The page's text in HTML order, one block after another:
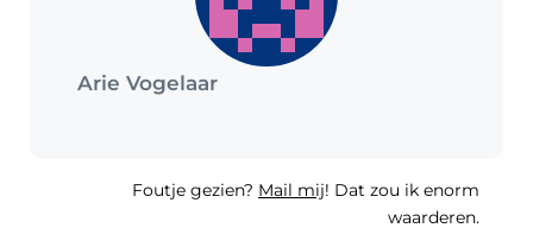
Arie Vogelaar
Foutje gezien? Mail mij! Dat zou ik enorm
waarderen.